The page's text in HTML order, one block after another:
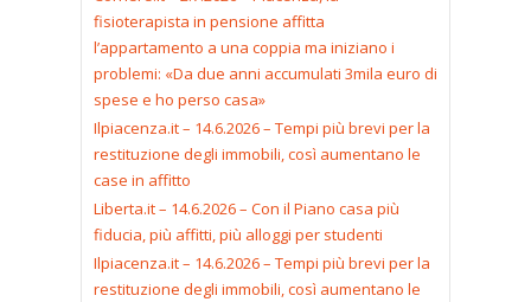
fisioterapista in pensione affitta
l’appartamento a una coppia ma iniziano i
problemi: «Da due anni accumulati 3mila euro di
spese e ho perso casa»
Ilpiacenza.it – 14.6.2026 – Tempi più brevi per la
restituzione degli immobili, così aumentano le
case in affitto
Liberta.it – 14.6.2026 – Con il Piano casa più
fiducia, più affitti, più alloggi per studenti
Ilpiacenza.it – 14.6.2026 – Tempi più brevi per la
restituzione degli immobili, così aumentano le